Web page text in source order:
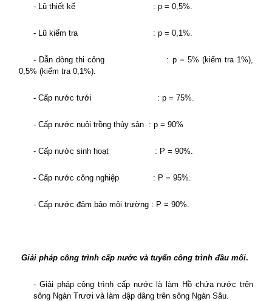
- Lũ thiết kế : p = 0,5%.
- Lũ kiểm tra : p = 0,1%.
- Dẫn dòng thi công
: p = 5% (kiểm tra 1%),
0,5% (kiểm tra 0,1%).
- Cấp nước tưới : p = 75%.
- Cấp nước nuôi trồng thủy sản : p = 90%
- Cấp nước sinh hoạt : P = 90%.
- Cấp nước công nghiệp : P = 95%.
- Cấp nước đảm bảo môi trường : P = 90%.
Giải pháp công trình cấp nước và tuyến công trình đầu mối.
- Giải pháp công trình cấp nước là làm Hồ chứa nước trên
sông Ngàn Trươi và làm đập dâng trên sông Ngàn Sâu.